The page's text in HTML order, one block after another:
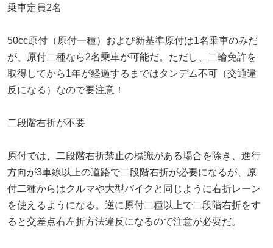
乗車定員2名
50cc原付（原付一種）および新基準原付は1名乗車のみだ
が、原付二種なら2名乗車が可能だ。ただし、二輪免許を
取得してから1年が経過するまではタンデム不可（交通違
反になる）なので要注意！
二段階右折が不要
原付では、二段階右折禁止の標識がある場合を除き、進行
方向が3車線以上の道路で二段階右折が必要になるが、原
付二種からはクルマや大型バイクと同じように右折レーン
を使えるようになる。逆に原付二種以上で二段階右折をす
ると交差点右左折方法違反になるので注意が必要だ。